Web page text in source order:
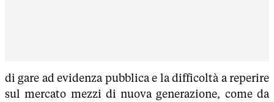
di gare ad evidenza pubblica e la difficoltà a reperire
sul mercato mezzi di nuova generazione, come da